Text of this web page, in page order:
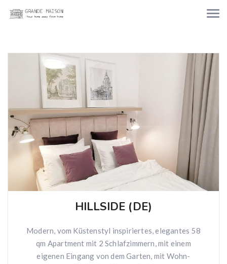
HILLSIDE (DE)
Modern, vom Küstenstyl inspiriertes, elegantes 58
qm Apartment mit 2 Schlafzimmern, mit einem
eigenen Eingang von dem Garten, mit Wohn-